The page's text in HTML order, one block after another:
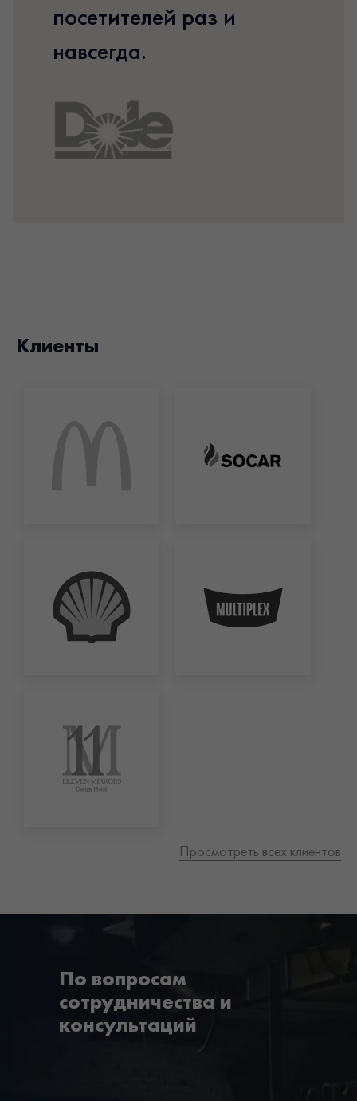
посетителей раз и
навсегда.
Клиенты
Просмотреть всех клиентов
По вопросам
сотрудничества и
консультаций